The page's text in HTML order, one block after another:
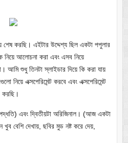
করছি। এইটার উদ্দেশ্য ছিল একটা পপুলার
আলোচনা করা এবং এসব নিয়ে
আমি শুধু তিনটা স্লাইডার দিয়ে কি করা যায়
নিয়ে এক্সপেরিমেন্ট করবে এবং এক্সপেরিমেন্ট
করছি।
এবং দ্বিতীয়টা অরিজিনাল। (আজ একটা
বেশি দেখায়, ছবির মুড নষ্ট করে দেয়,